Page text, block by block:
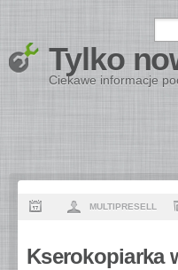
Tylko
Ciekawe informacje
MULTIPRESELL
Kserokopiarka